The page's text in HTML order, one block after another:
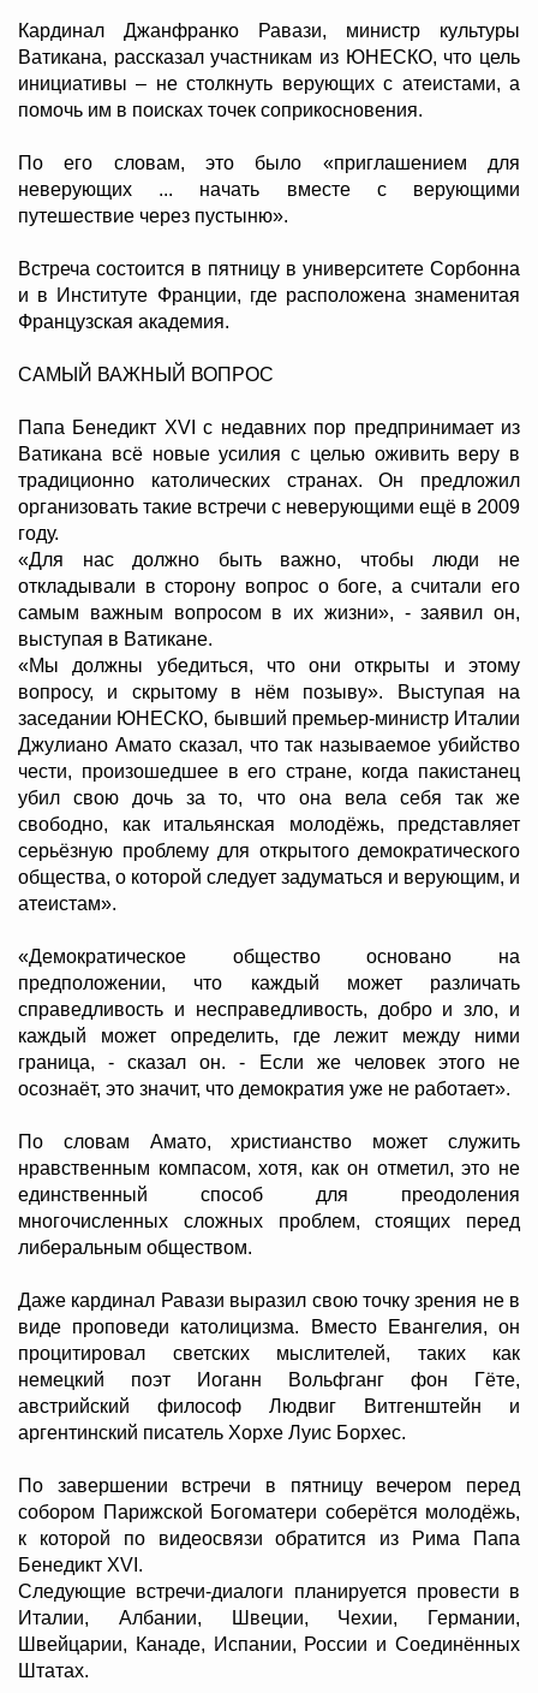
Кардинал Джанфранко Равази, министр культуры
Ватикана, рассказал участникам из ЮНЕСКО, что цель
инициативы – не столкнуть верующих с атеистами, а
помочь им в поисках точек соприкосновения.
По его словам, это было «приглашением для
неверующих ... начать вместе с верующими
путешествие через пустыню».
Встреча состоится в пятницу в университете Сорбонна
и в Институте Франции, где расположена знаменитая
Французская академия.
САМЫЙ ВАЖНЫЙ ВОПРОС
Папа Бенедикт XVI с недавних пор предпринимает из
Ватикана всё новые усилия с целью оживить веру в
традиционно католических странах. Он предложил
организовать такие встречи с неверующими ещё в 2009
году.
«Для нас должно быть важно, чтобы люди не
откладывали в сторону вопрос о боге, а считали его
самым важным вопросом в их жизни», - заявил он,
выступая в Ватикане.
«Мы должны убедиться, что они открыты и этому
вопросу, и скрытому в нём позыву». Выступая на
заседании ЮНЕСКО, бывший премьер-министр Италии
Джулиано Амато сказал, что так называемое убийство
чести, произошедшее в его стране, когда пакистанец
убил свою дочь за то, что она вела себя так же
свободно, как итальянская молодёжь, представляет
серьёзную проблему для открытого демократического
общества, о которой следует задуматься и верующим, и
атеистам».
«Демократическое общество основано на
предположении, что каждый может различать
справедливость и несправедливость, добро и зло, и
каждый может определить, где лежит между ними
граница, - сказал он. - Если же человек этого не
осознаёт, это значит, что демократия уже не работает».
По словам Амато, христианство может служить
нравственным компасом, хотя, как он отметил, это не
единственный способ для преодоления
многочисленных сложных проблем, стоящих перед
либеральным обществом.
Даже кардинал Равази выразил свою точку зрения не в
виде проповеди католицизма. Вместо Евангелия, он
процитировал светских мыслителей, таких как
немецкий поэт Иоганн Вольфганг фон Гёте,
австрийский философ Людвиг Витгенштейн и
аргентинский писатель Хорхе Луис Борхес.
По завершении встречи в пятницу вечером перед
собором Парижской Богоматери соберётся молодёжь,
к которой по видеосвязи обратится из Рима Папа
Бенедикт XVI.
Следующие встречи-диалоги планируется провести в
Италии, Албании, Швеции, Чехии, Германии,
Швейцарии, Канаде, Испании, России и Соединённых
Штатах.